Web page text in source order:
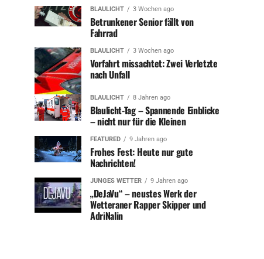
BLAULICHT 3 Wochen ago
Betrunkener Senior fällt von
Fahrrad
BLAULICHT 3 Wochen ago
Vorfahrt missachtet: Zwei Verletzte
nach Unfall
BLAULICHT 8 Jahren ago
Blaulicht-Tag – Spannende Einblicke
– nicht nur für die Kleinen
FEATURED 9 Jahren ago
Frohes Fest: Heute nur gute
Nachrichten!
JUNGES WETTER 9 Jahren ago
„DeJaVu“ – neustes Werk der
Wetteraner Rapper Skipper und
AdriNalin